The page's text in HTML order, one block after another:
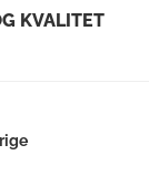
KVALITET